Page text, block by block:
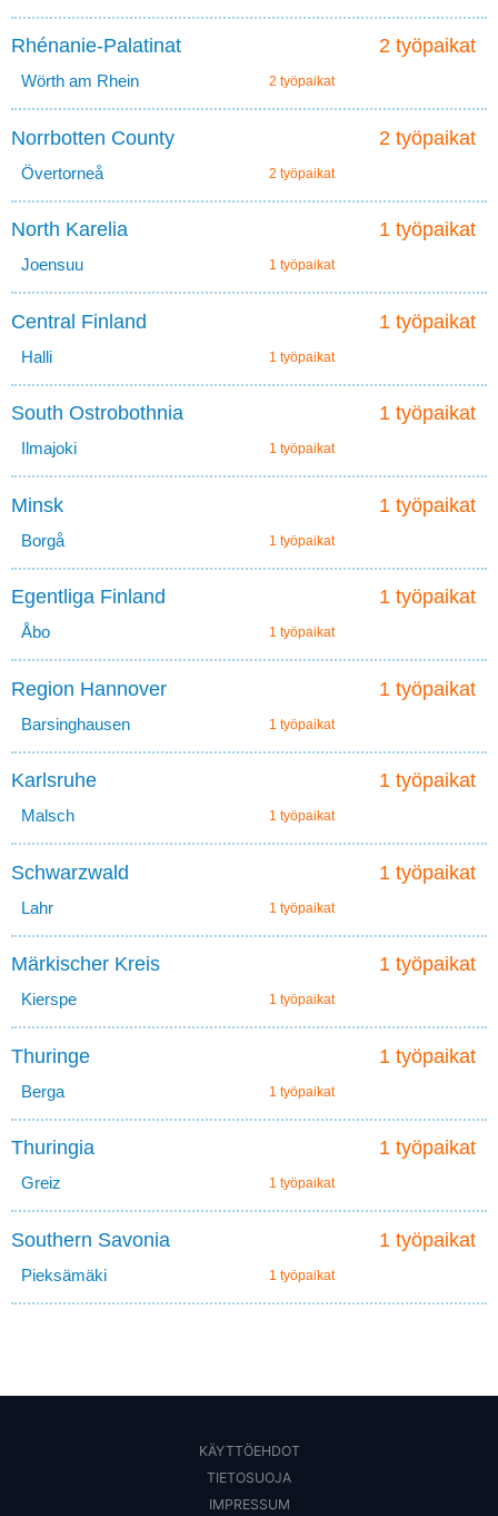
2 työpaikat
Rhénanie-Palatinat
Wörth am Rhein 2 työpaikat
2 työpaikat
Norrbotten County
Övertorneå 2 työpaikat
1 työpaikat
North Karelia
Joensuu 1 työpaikat
1 työpaikat
Central Finland
Halli 1 työpaikat
1 työpaikat
South Ostrobothnia
Ilmajoki 1 työpaikat
1 työpaikat
Minsk
Borgå 1 työpaikat
1 työpaikat
Egentliga Finland
Åbo 1 työpaikat
1 työpaikat
Region Hannover
Barsinghausen 1 työpaikat
1 työpaikat
Karlsruhe
Malsch 1 työpaikat
1 työpaikat
Schwarzwald
Lahr 1 työpaikat
1 työpaikat
Märkischer Kreis
Kierspe 1 työpaikat
1 työpaikat
Thuringe
Berga 1 työpaikat
1 työpaikat
Thuringia
Greiz 1 työpaikat
1 työpaikat
Southern Savonia
Pieksämäki 1 työpaikat
KÄYTTÖEHDOT
TIETOSUOJA
IMPRESSUM